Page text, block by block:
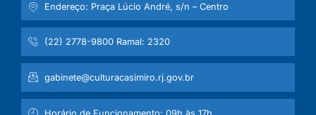
Endereço: Praça Lúcio André, s/n – Centro
(22) 2778-9800 Ramal: 2320
gabinete@culturacasimiro.rj.gov.br